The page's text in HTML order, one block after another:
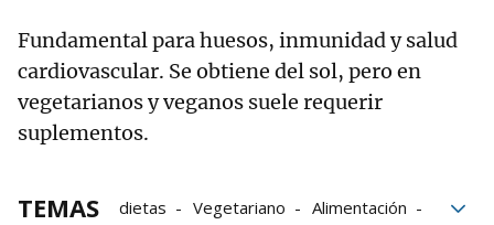
Fundamental para huesos, inmunidad y salud
cardiovascular. Se obtiene del sol, pero en
vegetarianos y veganos suele requerir
suplementos.
TEMAS dietas Vegetariano
Alimentación